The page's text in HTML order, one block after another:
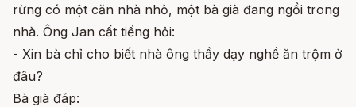
rừng có một căn nhà nhỏ, một bà già đang ngồi trong
nhà. Ông Jan cất tiếng hỏi:
- Xin bà chỉ cho biết nhà ông thầy dạy nghề ăn trộm ở
đâu?
Bà già đáp: